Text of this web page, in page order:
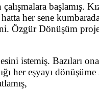
başlamış.
her sene
Özgür Dönüşüm
istemiş. Bazıları
her eşyayı